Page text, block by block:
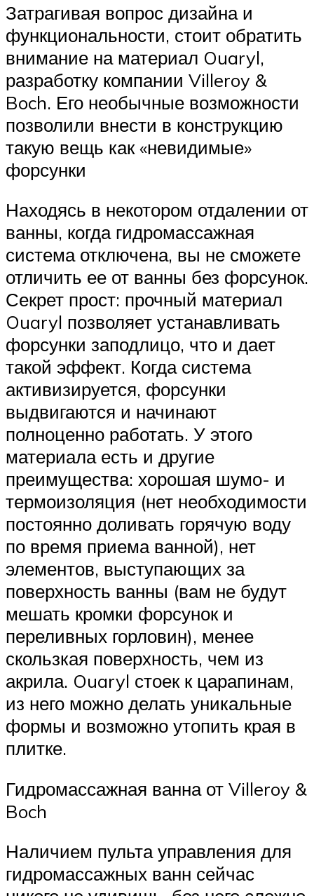
Затрагивая вопрос дизайна и
функциональности, стоит обратить
внимание на материал Ouaryl,
разработку компании Villeroy &
Boch. Его необычные возможности
позволили внести в конструкцию
такую вещь как «невидимые»
форсунки
Находясь в некотором отдалении от
ванны, когда гидромассажная
система отключена, вы не сможете
отличить ее от ванны без форсунок.
Секрет прост: прочный материал
Ouaryl позволяет устанавливать
форсунки заподлицо, что и дает
такой эффект. Когда система
активизируется, форсунки
выдвигаются и начинают
полноценно работать. У этого
материала есть и другие
преимущества: хорошая шумо- и
термоизоляция (нет необходимости
постоянно доливать горячую воду
по время приема ванной), нет
элементов, выступающих за
поверхность ванны (вам не будут
мешать кромки форсунок и
переливных горловин), менее
скользкая поверхность, чем из
акрила. Ouaryl стоек к царапинам,
из него можно делать уникальные
формы и возможно утопить края в
плитке.
Гидромассажная ванна от Villeroy &
Boch
Наличием пульта управления для
гидромассажных ванн сейчас